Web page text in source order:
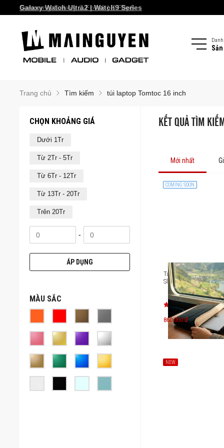
Galaxy Watch Ultra2 | Watch9 Series
Samsung Galaxy Z Fold8 | Z Flip8
Trang chủ Tìm kiếm túi laptop Tomtoc 16 inch
CHỌN KHOẢNG GIÁ
Dưới 1Tr
Từ 2Tr - 5Tr
Từ 6Tr - 12Tr
Từ 13Tr - 20Tr
Trên 20Tr
-
ÁP DỤNG
MÀU SẮC
KẾT QUẢ TÌM
Mới nhất
COMING SOON
Túi laptop MicroPack
Sleeve 13-14 inch MSL-
860.000 đ
NEW